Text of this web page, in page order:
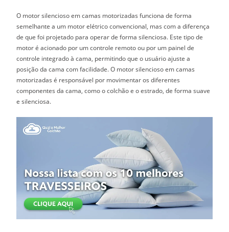
O motor silencioso em camas motorizadas funciona de forma
semelhante a um motor elétrico convencional, mas com a diferença
de que foi projetado para operar de forma silenciosa. Este tipo de
motor é acionado por um controle remoto ou por um painel de
controle integrado à cama, permitindo que o usuário ajuste a
posição da cama com facilidade. O motor silencioso em camas
motorizadas é responsável por movimentar os diferentes
componentes da cama, como o colchão e o estrado, de forma suave
e silenciosa.